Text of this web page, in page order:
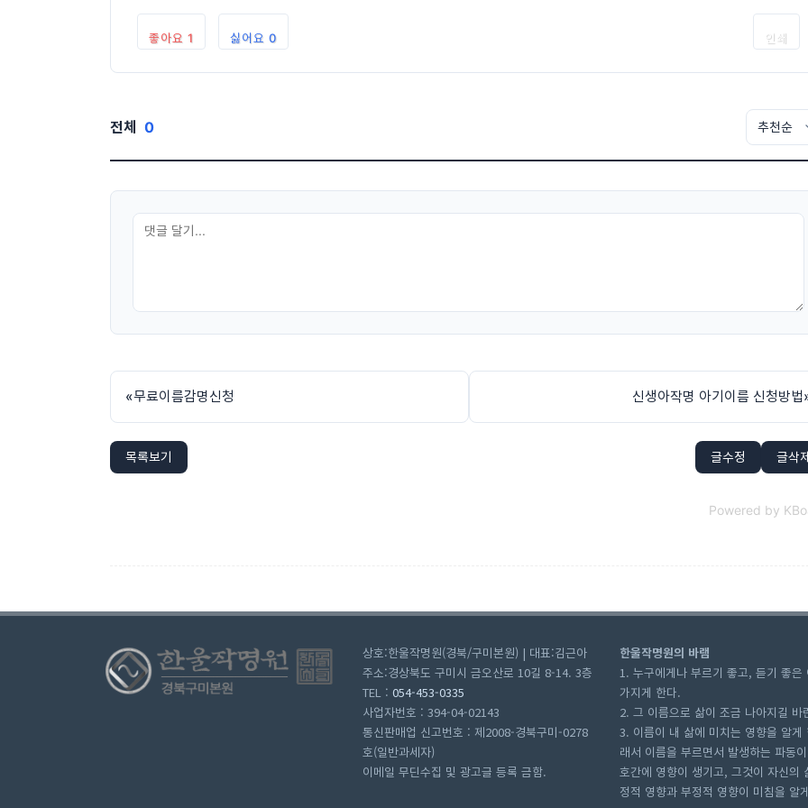
좋아요 1 싫어요 0 인쇄
전체 0
«무료이름감명신청 신생아작명 아기이름 신청방법
목록보기 글수정 글삭
Powered by
상호:한울작명원(경북/구미본원) | 대표:김근아
주소:경상북도 구미시 금오산로 10길 8-14. 3층
TEL : 054-453-0335
사업자번호 : 394-04-02143
통신판매업 신고번호 : 제2008-경북구미-0278
호(일반과세자)
이메일 무딘수집 및 광고글 등록 금함.
한울작명원의 바램
1. 누구에게나 부르기 좋고, 듣기 좋은
가지게 한다.
2. 그 이름으로 삶이 조금 나아지길 바
3. 이름이 내 삶에 미치는 영향을 알게
래서 이름을 부르면서 발생하는 파동
호간에 영향이 생기고, 그것이 자신의
정적 영향과 부정적 영향이 미침을 알